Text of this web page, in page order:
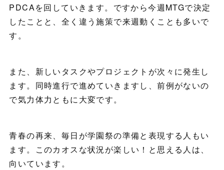
PDCAを回していきます。ですから今週MTGで決定
したことと、全く違う施策で来週動くことも多いで
す。
また、新しいタスクやプロジェクトが次々に発生し
ます。同時進行で進めていきますし、前例がないの
で気力体力ともに大変です。
青春の再来、毎日が学園祭の準備と表現する人もい
ます。このカオスな状況が楽しい！と思える人は、
向いています。